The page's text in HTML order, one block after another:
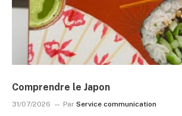
Comprendre le Japon
31/07/2026 Par Service communication